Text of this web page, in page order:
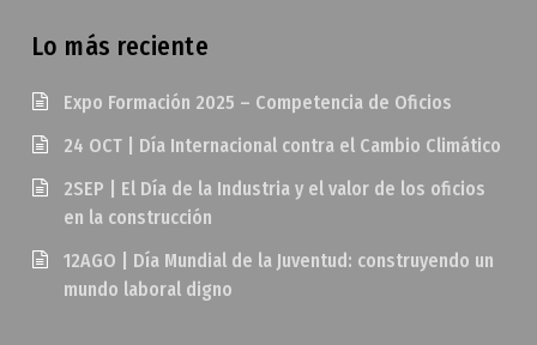
Lo más reciente
Expo Formación 2025 – Competencia de Oficios
24 OCT | Día Internacional contra el Cambio Climático
2SEP | El Día de la Industria y el valor de los oficios
en la construcción
12AGO | Día Mundial de la Juventud: construyendo un
mundo laboral digno